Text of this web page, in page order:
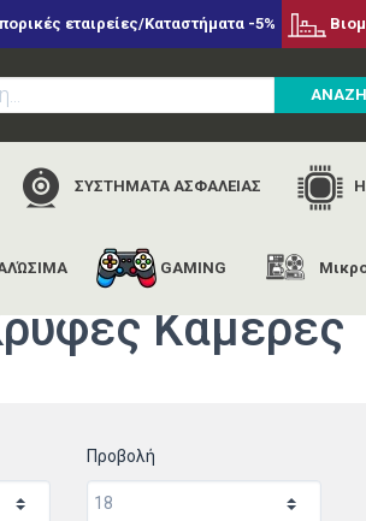
εταιρείες/Καταστήματα -5%
ΣΥΣΤΗΜΑΤΑ ΑΣΦΑΛΕΙΑΣ
GAMING
ασφαλειας καμερες cctv κρυφές
Κάμερες
Προβολή